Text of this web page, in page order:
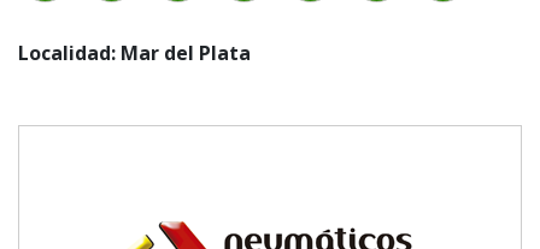
Localidad: Mar del Plata